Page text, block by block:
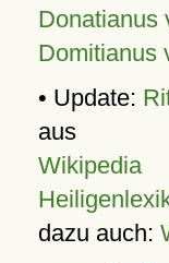
Donatianus
Domitianus
• Update:
aus
dazu auch: